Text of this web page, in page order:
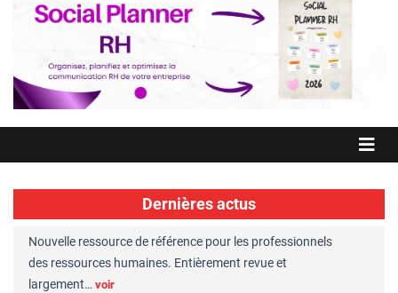
Dernières actus
Nouvelle ressource de référence pour les professionnels
des ressources humaines. Entièrement revue et
largement… voir